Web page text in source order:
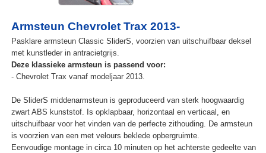
Armsteun Chevrolet Trax 2013-
Pasklare armsteun Classic SliderS, voorzien van uitschuifbaar deksel
met kunstleder in antracietgrijs.
Deze klassieke armsteun is passend voor:
- Chevrolet Trax vanaf modeljaar 2013.
De SliderS middenarmsteun is geproduceerd van sterk hoogwaardig
zwart ABS kunststof. Is opklapbaar, horizontaal en verticaal, en
uitschuifbaar voor het vinden van de perfecte zithouding. De armsteun
is voorzien van een met velours beklede opbergruimte.
Eenvoudige montage in circa 10 minuten op het achterste gedeelte van